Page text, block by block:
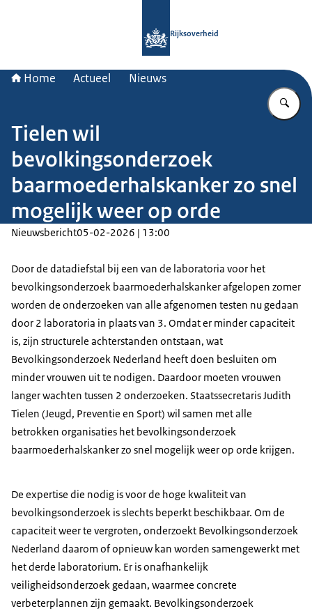
Rijksoverheid
Home Actueel Nieuws
Tielen wil
bevolkingsonderzoek
baarmoederhalskanker zo snel
mogelijk weer op orde
Nieuwsbericht05-02-2026 | 13:00
Door de datadiefstal bij een van de laboratoria voor het
bevolkingsonderzoek baarmoederhalskanker afgelopen zomer
worden de onderzoeken van alle afgenomen testen nu gedaan
door 2 laboratoria in plaats van 3. Omdat er minder capaciteit
is, zijn structurele achterstanden ontstaan, wat
Bevolkingsonderzoek Nederland heeft doen besluiten om
minder vrouwen uit te nodigen. Daardoor moeten vrouwen
langer wachten tussen 2 onderzoeken. Staatssecretaris Judith
Tielen (Jeugd, Preventie en Sport) wil samen met alle
betrokken organisaties het bevolkingsonderzoek
baarmoederhalskanker zo snel mogelijk weer op orde krijgen.
De expertise die nodig is voor de hoge kwaliteit van
bevolkingsonderzoek is slechts beperkt beschikbaar. Om de
capaciteit weer te vergroten, onderzoekt Bevolkingsonderzoek
Nederland daarom of opnieuw kan worden samengewerkt met
het derde laboratorium. Er is onafhankelijk
veiligheidsonderzoek gedaan, waarmee concrete
verbeterplannen zijn gemaakt. Bevolkingsonderzoek